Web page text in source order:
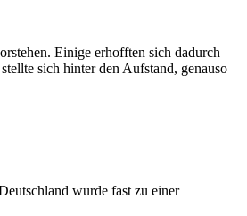
Einige erhofften sich dadurch
sich hinter den Aufstand, genauso
wurde fast zu einer